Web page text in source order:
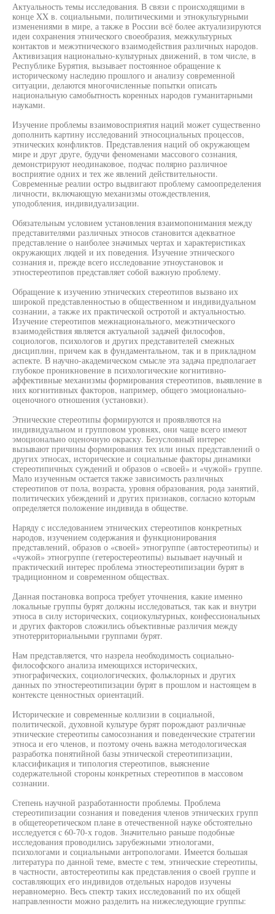
Актуальность темы исследования. В связи с происходящими в
конце XX в. социальными, политическими и этнокультурными
изменениями в мире, а также в России всё более актуализируются
идеи сохранения этнического своеобразия, межкультурных
контактов и межэтнического взаимодействия различных народов.
Активизация национально-культурных движений, в том числе, в
Республике Бурятия, вызывает постоянное обращение к
историческому наследию прошлого и анализу современной
ситуации, делаются многочисленные попытки описать
национальную самобытность коренных народов гуманитарными
науками.
Изучение проблемы взаимовосприятия наций может существенно
дополнить картину исследований этносоциальных процессов,
этнических конфликтов. Представления наций об окружающем
мире и друг друге, будучи феноменами массового сознания,
демонстрируют неодинаковое, подчас полярно различное
восприятие одних и тех же явлений действительности.
Современные реалии остро выдвигают проблему самоопределения
личности, включающую механизмы отождествления,
уподобления, индивидуализации.
Обязательным условием установления взаимопонимания между
представителями различных этносов становится адекватное
представление о наиболее значимых чертах и характеристиках
окружающих людей и их поведения. Изучение этнического
сознания и, прежде всего исследование этноустановок и
этностереотипов представляет собой важную проблему.
Обращение к изучению этнических стереотипов вызвано их
широкой представленностью в общественном и индивидуальном
сознании, а также их практической остротой и актуальностью.
Изучение стереотипов межнационального, межэтнического
взаимодействия является актуальной задачей философов,
социологов, психологов и других представителей смежных
дисциплин, причем как в фундаментальном, так и в прикладном
аспекте. В научно-академическом смысле эта задача предполагает
глубокое проникновение в психологические когнитивно-
аффективные механизмы формирования стереотипов, выявление в
них когнитивных факторов, например, общего эмоционально-
оценочного отношения (установки).
Этнические стереотипы формируются и проявляются на
индивидуальном и групповом уровнях, они чаще всего имеют
эмоционально оценочную окраску. Безусловный интерес
вызывают причины формирования тех или иных представлений о
других этносах, исторические и социальные факторы динамики
стереотипичных суждений и образов о «своей» и «чужой» группе.
Мало изученным остается также зависимость различных
стереотипов от пола, возраста, уровня образования, рода занятий,
политических убеждений и других признаков, согласно которым
определяется положение индивида в обществе.
Наряду с исследованием этнических стереотипов конкретных
народов, изучением содержания и функционирования
представлений, образов о «своей» этногруппе (автостереотипы) и
«чужой» этногруппе (гетеростереотипы) вызывает научный и
практический интерес проблема этностереотипизации бурят в
традиционном и современном обществах.
Данная постановка вопроса требует уточнения, какие именно
локальные группы бурят должны исследоваться, так как и внутри
этноса в силу исторических, социокультурных, конфессиональных
и других факторов сложились объективные различия между
этнотерриториальными группами бурят.
Нам представляется, что назрела необходимость социально-
философского анализа имеющихся исторических,
этнографических, социологических, фольклорных и других
данных по этностереотипизации бурят в прошлом и настоящем в
контексте ценностных ориентаций.
Исторические и современные коллизии в социальной,
политической, духовной культуре бурят порождают различные
этнические стереотипы самосознания и поведенческие стратегии
этноса и его членов, и поэтому очень важна методологическая
разработка понятийной базы этнической стереотипизации,
классификация и типология стереотипов, выяснение
содержательной стороны конкретных стереотипов в массовом
сознании.
Степень научной разработанности проблемы. Проблема
стереотипизации сознания и поведения членов этнических групп
в общетеоретическом плане в отечественной науке обстоятельно
исследуется с 60-70-х годов. Значительно раньше подобные
исследования проводились зарубежными этнологами,
психологами и социальными антропологами. Имеется большая
литература по данной теме, вместе с тем, этнические стереотипы,
в частности, автостереотипы как представления о своей группе и
составляющих его индивидов отдельных народов изучены
неравномерно. Весь спектр таких исследований по их общей
направленности можно разделить на нижеследующие группы: